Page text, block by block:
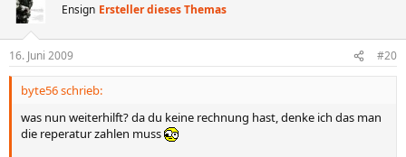
Ensign Ersteller dieses Themas
16. Juni 2009 #20
byte56 schrieb:
was nun weiterhilft? da du keine rechnung hast, denke ich das man
die reperatur zahlen muss